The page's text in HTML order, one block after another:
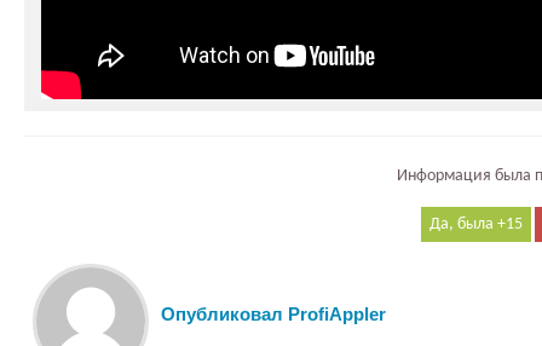
Информация была
15
Опубликовал ProfiAppler